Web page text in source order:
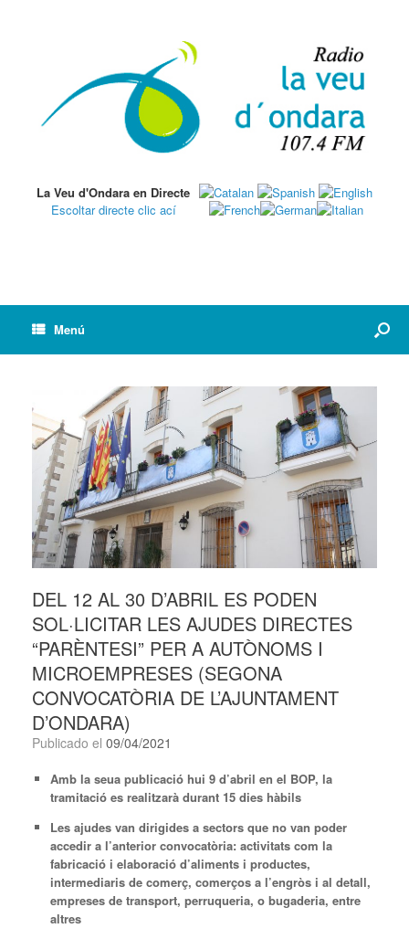
La Veu d'Ondara en Directe
Escoltar directe clic ací
Menú
DEL 12 AL 30 D’ABRIL ES PODEN
SOL·LICITAR LES AJUDES DIRECTES
“PARÈNTESI” PER A AUTÒNOMS I
MICROEMPRESES (SEGONA
CONVOCATÒRIA DE L’AJUNTAMENT
D’ONDARA)
Publicado el 09/04/2021
Amb la seua publicació hui 9 d’abril en el BOP, la
tramitació es realitzaràdurant 15 dies hàbils
Les ajudes van dirigides a sectors que no van poder
accedir a l’anterior convocatòria: activitats com la
fabricació i elaboració d’aliments i productes,
intermediaris de comerç, comerços a l’engròs i al detall,
empreses de transport, perruqueria, o bugaderia, entre
altres